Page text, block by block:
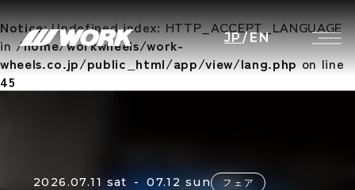
Notice: Undefined index: HTTP_ACCEPT_LANGUAGE
in/home/workwheels/work-
wheels.co.jp/public_html/app/view/lang.phpon line
45
JP/EN
2026.07.11 sat - 07.12 sun フェア